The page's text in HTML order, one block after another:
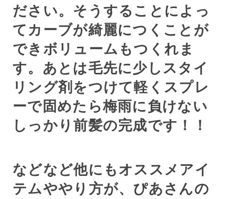
ださい。そうすることによっ
てカーブが綺麗につくことが
できボリュームもつくれま
す。あとは毛先に少しスタイ
リング剤をつけて軽くスプレ
ーで固めたら梅雨に負けない
しっかり前髪の完成です！！
などなど他にもオススメアイ
テムややり方が、ぴあさんの